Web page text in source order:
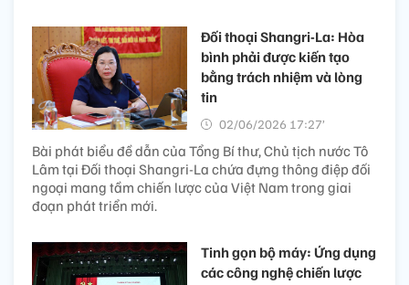
Đối thoại Shangri-La: Hòa
bình phải được kiến tạo
bằng trách nhiệm và lòng
tin
02/06/2026 17:27’
Bài phát biểu đề dẫn của Tổng Bí thư, Chủ tịch nước Tô
Lâm tại Đối thoại Shangri-La chứa đựng thông điệp đối
ngoại mang tầm chiến lược của Việt Nam trong giai
đoạn phát triển mới.
Tinh gọn bộ máy: Ứng dụng
các công nghệ chiến lược